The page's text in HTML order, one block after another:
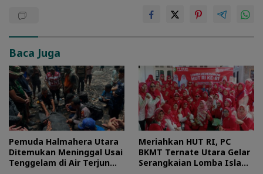
Baca Juga
Pemuda Halmahera Utara
Ditemukan Meninggal Usai
Tenggelam di Air Terjun
Meriahkan HUT RI, PC
BKMT Ternate Utara Gelar
Serangkaian Lomba Islami